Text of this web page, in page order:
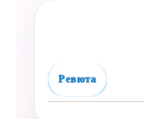
Ревюта